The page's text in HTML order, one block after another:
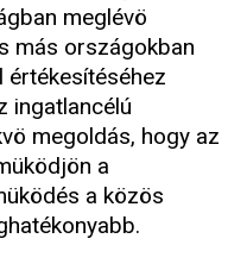
meglévö
más országokban
értékesítéséhez
ingatlancélú
megoldás, hogy az
a
a közös